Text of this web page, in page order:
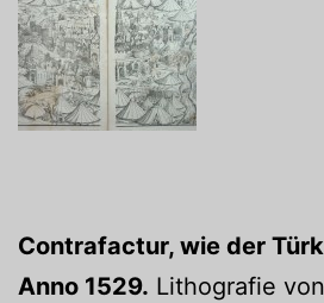
Contrafactur, wie der
Anno 1529. Lithografie